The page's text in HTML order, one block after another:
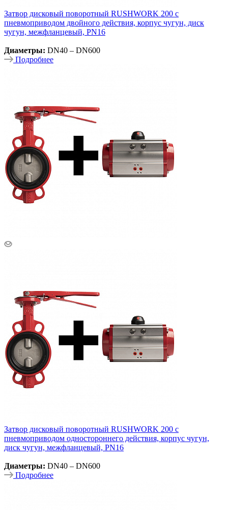
Затвор дисковый поворотный RUSHWORK 200 с
пневмоприводом двойного действия, корпус чугун, диск
чугун, межфланцевый, PN16
Диаметры: DN40 – DN600
Подробнее
Затвор дисковый поворотный RUSHWORK 200 с
пневмоприводом одностороннего действия, корпус чугун,
диск чугун, межфланцевый, PN16
Диаметры: DN40 – DN600
Подробнее